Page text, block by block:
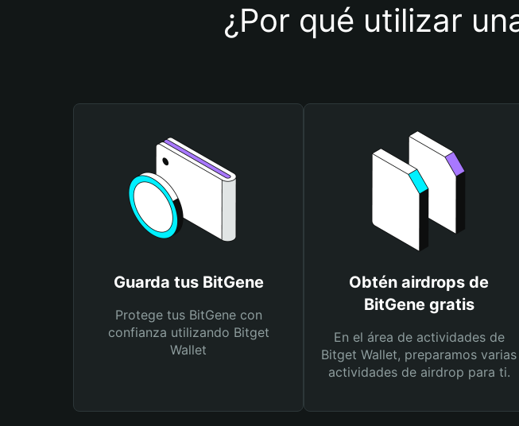
¿Por qué utilizar
Guarda tus BitGene
Protege tus BitGene con
confianza utilizando Bitget
Wallet
Obtén airdrops de
BitGene gratis
En el área de actividades de
Bitget Wallet, preparamos varias
actividades de airdrop para ti.